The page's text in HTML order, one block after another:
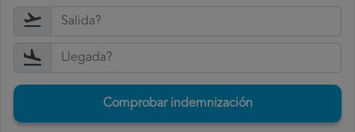
Comprobar indemnización